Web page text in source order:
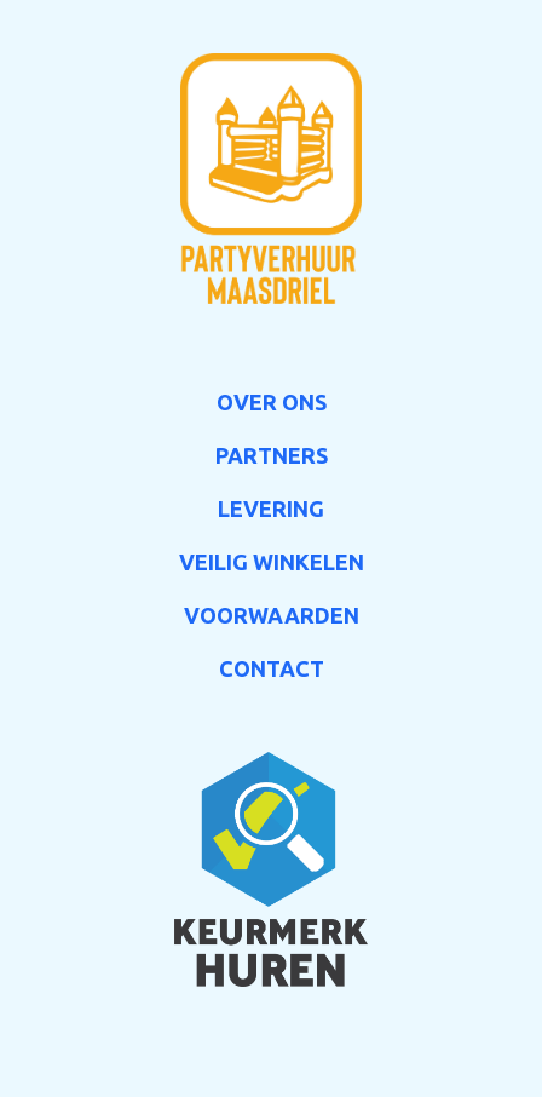
OVER ONS
PARTNERS
LEVERING
VEILIG WINKELEN
VOORWAARDEN
CONTACT